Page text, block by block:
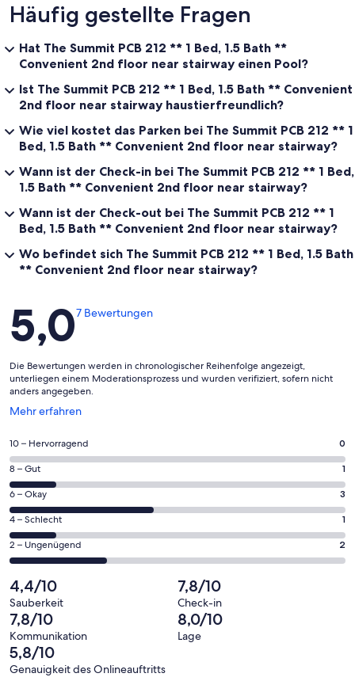
Häufig gestellte Fragen
Hat The Summit PCB 212 ** 1 Bed, 1.5 Bath **
Convenient 2nd floor near stairway einen Pool?
Ist The Summit PCB 212 ** 1 Bed, 1.5 Bath ** Convenient
2nd floor near stairway haustierfreundlich?
Wie viel kostet das Parken bei The Summit PCB 212 ** 1
Bed, 1.5 Bath ** Convenient 2nd floor near stairway?
Wann ist der Check-in bei The Summit PCB 212 ** 1 Bed,
1.5 Bath ** Convenient 2nd floor near stairway?
Wann ist der Check-out bei The Summit PCB 212 ** 1
Bed, 1.5 Bath ** Convenient 2nd floor near stairway?
Wo befindet sich The Summit PCB 212 ** 1 Bed, 1.5 Bath
** Convenient 2nd floor near stairway?
Bewertungen
5,07 Bewertungen
Die Bewertungen werden in chronologischer Reihenfolge angezeigt,
unterliegen einem Moderationsprozess und wurden verifiziert, sofern nicht
anders angegeben.
Mehr erfahren
Wird
einem
neuen
Fenster
geöffnet
0
von
insgesamt
7
Gästebewertungen
haben
eine
Bewertung
von
10
-
Hervorragend
10 – Hervorragend 0
1
von
insgesamt
7
Gästebewertungen
haben
Bewertung
von
8
-
Gut
8 – Gut 1
3
von
insgesamt
7
Gästebewertungen
haben
eine
Bewertung
von
6
-
6 – Okay 3
1
von
insgesamt
Gästebewertungen
haben
eine
Bewertung
von
4
4 – Schlecht 1
2
von
insgesamt
7
Gästebewertungen
haben
eine
Bewertung
2 – Ungenügend 2
4,4/10
Sauberkeit
7,8/10
Check-in
7,8/10
Kommunikation
8,0/10
Lage
5,8/10
Genauigkeit des Onlineauftritts